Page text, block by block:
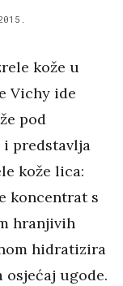
kože u
Vichy ide
pod
predstavlja
kože lica:
koncentrat s
hranjivih
hidratizira
osjećaj ugode.